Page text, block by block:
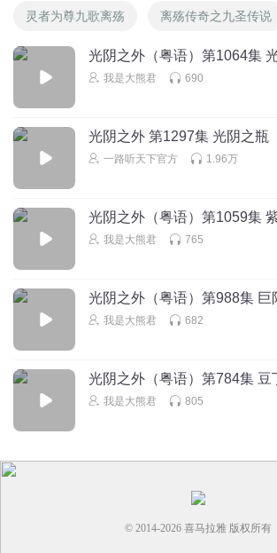
灵者为尊九歌离殇 离殇传奇之九圣传说
光阴之外（粤语）第1064集
我是大熊君 690
光阴之外 第1297集 光阴之瓶
一路听天下官方 1.96万
光阴之外（粤语）第1059集
我是大熊君 765
光阴之外（粤语）第988集 巨
我是大熊君 682
光阴之外（粤语）第784集 豆
我是大熊君 805
© 2014-2026 喜马拉雅 版权所有